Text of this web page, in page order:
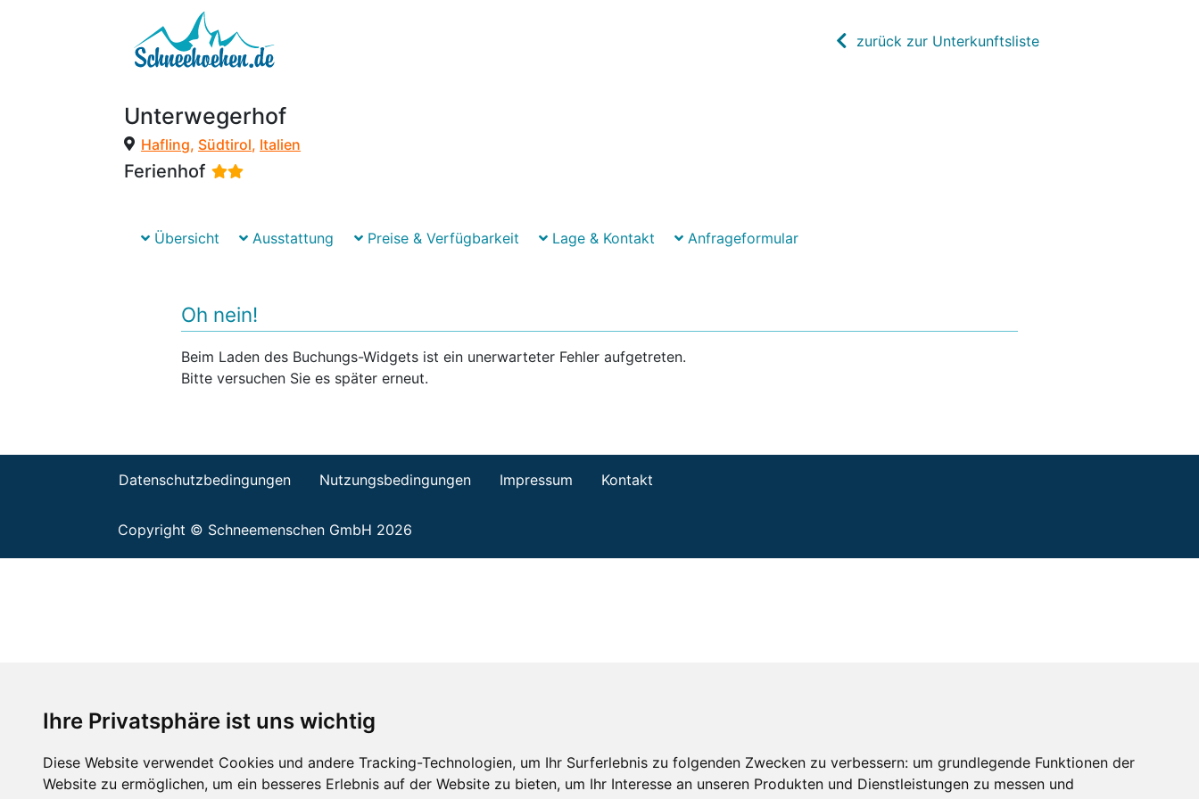
Ihre Privatsphäre ist uns wichtig
Diese Website verwendet Cookies und andere Tracking-Technologien, um Ihr Surferlebnis zu folgenden Zwecken zu verbessern: um grundlegende Funktionen der
Website zu ermöglichen, um ein besseres Erlebnis auf der Website zu bieten, um Ihr Interesse an unseren Produkten und Dienstleistungen zu messen und
zurück zur Unterkunftsliste
Unterwegerhof
Hafling, Südtirol, Italien
Ferienhof
Übersicht Ausstattung Preise & Verfügbarkeit Lage & Kontakt Anfrageformular
Oh nein!
Beim Laden des Buchungs-Widgets ist ein unerwarteter Fehler aufgetreten.
Bitte versuchen Sie es später erneut.
Datenschutzbedingungen Nutzungsbedingungen Impressum Kontakt
Copyright © Schneemenschen GmbH 2026